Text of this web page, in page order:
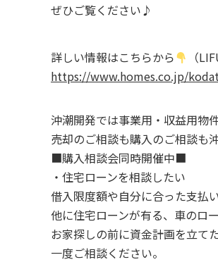
ぜひご覧ください♪
詳しい情報はこちらから
（
https://www.homes.co.jp/
沖潮開発では事業用・収益用物
売却のご相談も購入のご相談も
■購入相談会同時開催中■
・住宅ローンを相談したい
借入限度額や自分に合った支払
他に住宅ローンが有る、車のロ
お家探しの前に資金計画を立て
一度ご相談ください。